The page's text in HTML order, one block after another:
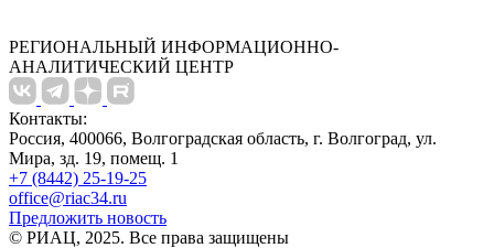
РЕГИОНАЛЬНЫЙ ИНФОРМАЦИОННО-
АНАЛИТИЧЕСКИЙ ЦЕНТР
Контакты:
Россия, 400066, Волгоградская область, г. Волгоград, ул.
Мира, зд. 19, помещ. 1
+7 (8442) 25-19-25
office@riac34.ru
Предложить новость
© РИАЦ, 2025. Все права защищены